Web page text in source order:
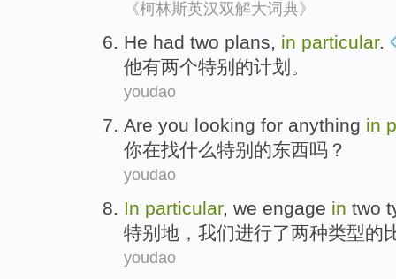
《柯林斯英汉双解大词典》
He had two plans, in particular.
他有两个特别 的计划 。
youdao
Are you looking for anything in
你在找什么特别 的东西吗？
youdao
In particular, we engage in two
特别 地， 我们进行了两种类型的
youdao